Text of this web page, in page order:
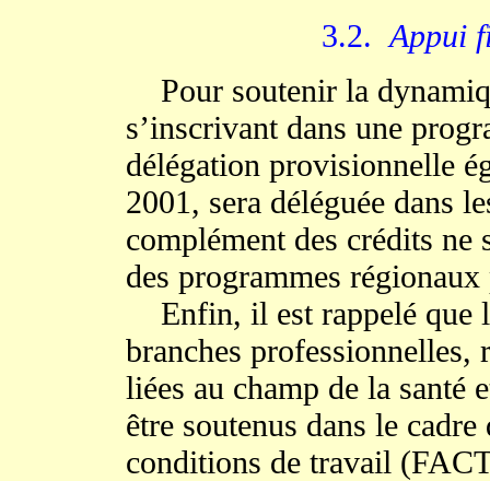
3.2. Appui
Pour soutenir la
s’inscrivant dans une
délégation provisionnelle
2001, sera déléguée dans
complément des crédits ne
des programmes
Enfin, il est rappelé que
branches professionnelles,
liées au champ de la santé
être soutenus dans le
conditions de travail